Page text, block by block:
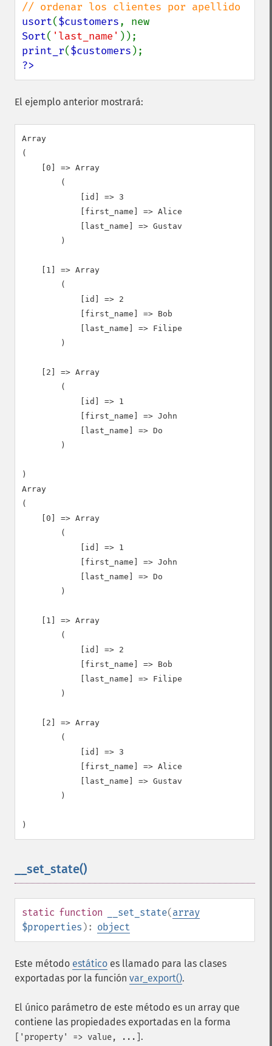
usort($customers
Sort( 'last_name'
print_r($customers
?>
El ejemplo anterior mostrará:
Array
(
    [0] => Array
        (
            [id] => 3
            [first_name] => Alice
            [last_name] => Gustav
        )
    [1] => Array
        (
            [id] => 2
            [first_name] => Bob
            [last_name] => Filipe
        )
    [2] => Array
        (
            [id] => 1
            [first_name] => John
            [last_name] => Do
        )
)
Array
(
    [0] => Array
        (
            [id] => 1
            [first_name] => John
            [last_name] => Do
        )
    [1] => Array
        (
            [id] => 2
            [first_name] => Bob
            [last_name] => Filipe
        )
    [2] => Array
        (
            [id] => 3
            [first_name] => Alice
            [last_name] => Gustav
        )
__set_state()
static function __set_state(array
$properties ): object
Este método estático es llamado para las clases
exportadas por la función var_export().
El único parámetro de este método es un array que
contiene las propiedades exportadas en la forma
['property' => value, ...] .